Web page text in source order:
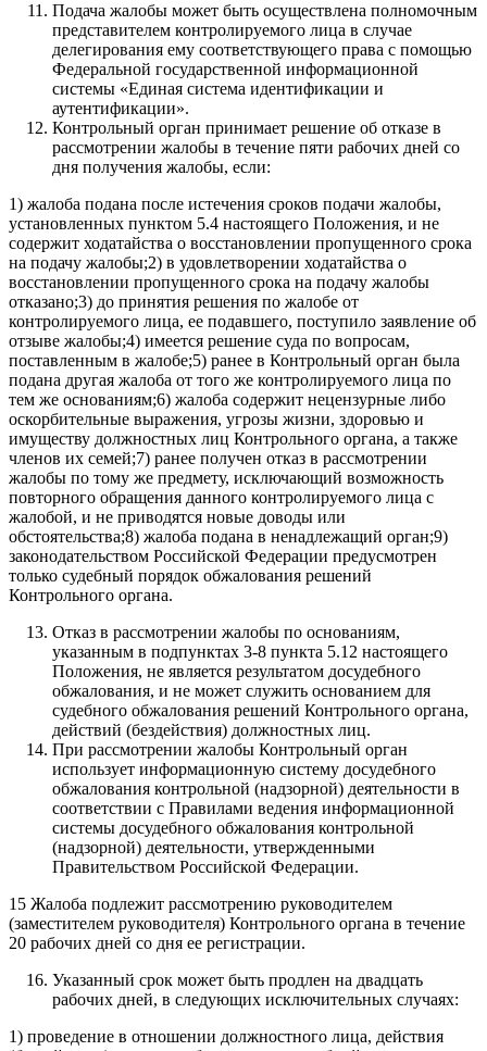
Подача жалобы может быть осуществлена полномочным
представителем контролируемого лица в случае
делегирования ему соответствующего права с помощью
Федеральной государственной информационной
системы «Единая система идентификации и
аутентификации».
Контрольный орган принимает решение об отказе в
рассмотрении жалобы в течение пяти рабочих дней со
дня получения жалобы, если:
1) жалоба подана после истечения сроков подачи жалобы,
установленных пунктом 5.4 настоящего Положения, и не
содержит ходатайства о восстановлении пропущенного срока
на подачу жалобы;2) в удовлетворении ходатайства о
восстановлении пропущенного срока на подачу жалобы
отказано;3) до принятия решения по жалобе от
контролируемого лица, ее подавшего, поступило заявление об
отзыве жалобы;4) имеется решение суда по вопросам,
поставленным в жалобе;5) ранее в Контрольный орган была
подана другая жалоба от того же контролируемого лица по
тем же основаниям;6) жалоба содержит нецензурные либо
оскорбительные выражения, угрозы жизни, здоровью и
имуществу должностных лиц Контрольного органа, а также
членов их семей;7) ранее получен отказ в рассмотрении
жалобы по тому же предмету, исключающий возможность
повторного обращения данного контролируемого лица с
жалобой, и не приводятся новые доводы или
обстоятельства;8) жалоба подана в ненадлежащий орган;9)
законодательством Российской Федерации предусмотрен
только судебный порядок обжалования решений
Контрольного органа.
Отказ в рассмотрении жалобы по основаниям,
указанным в подпунктах 3-8 пункта 5.12 настоящего
Положения, не является результатом досудебного
обжалования, и не может служить основанием для
судебного обжалования решений Контрольного органа,
действий (бездействия) должностных лиц.
При рассмотрении жалобы Контрольный орган
использует информационную систему досудебного
обжалования контрольной (надзорной) деятельности в
соответствии с Правилами ведения информационной
системы досудебного обжалования контрольной
(надзорной) деятельности, утвержденными
Правительством Российской Федерации.
15 Жалоба подлежит рассмотрению руководителем
(заместителем руководителя) Контрольного органа в течение
20 рабочих дней со дня ее регистрации.
Указанный срок может быть продлен на двадцать
рабочих дней, в следующих исключительных случаях:
1) проведение в отношении должностного лица, действия